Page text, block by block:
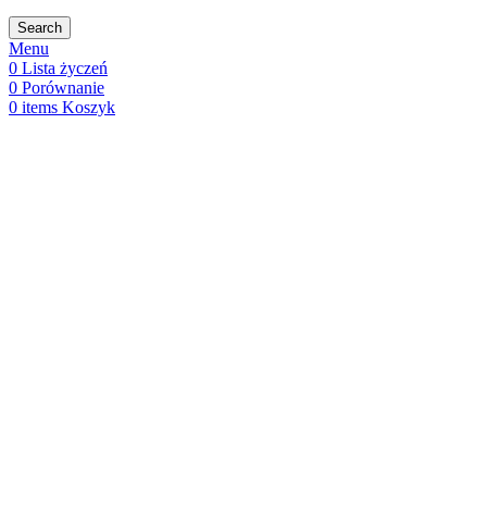
Search
Menu
0 Lista życzeń
0 Porównanie
0 items Koszyk